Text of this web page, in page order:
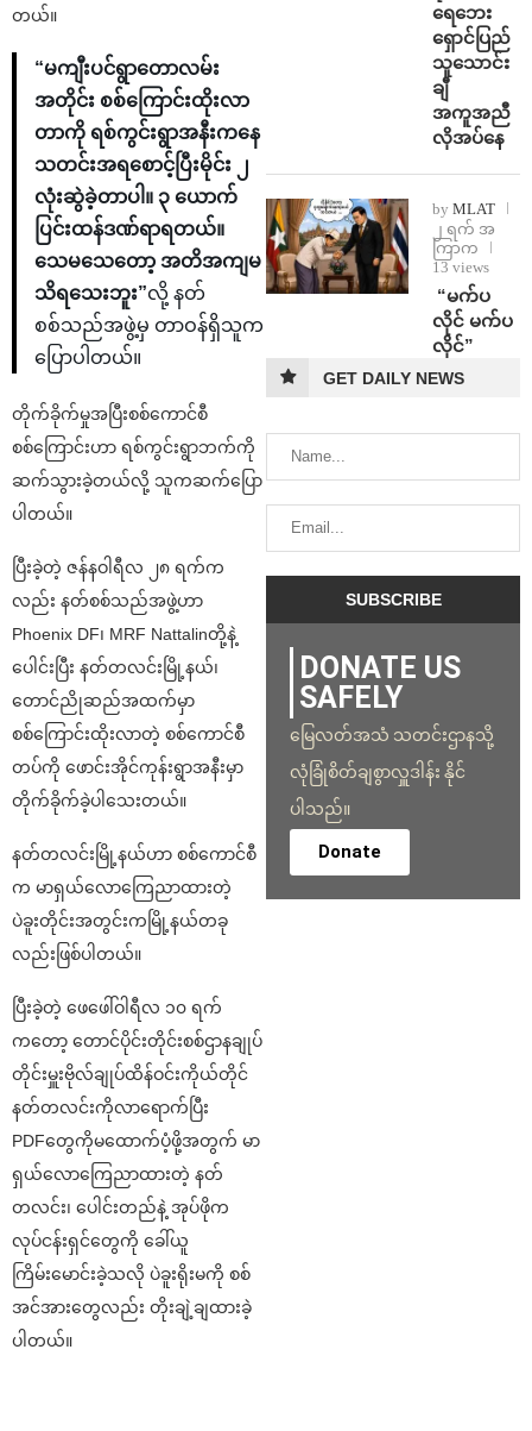
တယ်။
“မကျီးပင်ရွာတောလမ်း
အတိုင်း စစ်ကြောင်းထိုးလာ
တာကို ရစ်ကွင်းရွာအနီးကနေ
သတင်းအရစောင့်ပြီးမိုင်း ၂
လုံးဆွဲခဲ့တာပါ။ ၃ ယောက်
ပြင်းထန်ဒဏ်ရာရတယ်။
သေမသေတော့ အတိအကျမ
သိရသေးဘူး”လို့ နတ်
စစ်သည်အဖွဲ့မှ တာဝန်ရှိသူက
ပြောပါတယ်။
တိုက်ခိုက်မှုအပြီးစစ်ကောင်စီ
စစ်ကြောင်းဟာ ရစ်ကွင်းရွာဘက်ကို
ဆက်သွားခဲ့တယ်လို့ သူကဆက်ပြော
ပါတယ်။
ပြီးခဲ့တဲ့ ဇန်နဝါရီလ ၂၈ ရက်က
လည်း နတ်စစ်သည်အဖွဲ့ဟာ
Phoenix DF၊ MRF Nattalinတို့နဲ့
ပေါင်းပြီး နတ်တလင်းမြို့နယ်၊
တောင်ညိုဆည်အထက်မှာ
စစ်ကြောင်းထိုးလာတဲ့ စစ်ကောင်စီ
တပ်ကို ဖောင်းအိုင်ကုန်းရွာအနီးမှာ
တိုက်ခိုက်ခဲ့ပါသေးတယ်။
နတ်တလင်းမြို့နယ်ဟာ စစ်ကောင်စီ
က မာရှယ်လောကြေညာထားတဲ့
ပဲခူးတိုင်းအတွင်းကမြို့နယ်တခု
လည်းဖြစ်ပါတယ်။
ပြီးခဲ့တဲ့ ဖေဖေါ်ဝါရီလ ၁၀ ရက်
ကတော့ တောင်ပိုင်းတိုင်းစစ်ဌာနချုပ်
တိုင်းမှူးဗိုလ်ချုပ်ထိန်ဝင်းကိုယ်တိုင်
နတ်တလင်းကိုလာရောက်ပြီး
PDFတွေကိုမထောက်ပံ့ဖို့အတွက် မာ
ရှယ်လောကြေညာထားတဲ့ နတ်
တလင်း၊ ပေါင်းတည်နဲ့ အုပ်ဖိုက
လုပ်ငန်းရှင်တွေကို ခေါ်ယူ
ကြိမ်းမောင်းခဲ့သလို ပဲခူးရိုးမကို စစ်
အင်အားတွေလည်း တိုးချဲ့ချထားခဲ့
ပါတယ်။
ရေဘေး
ရှောင်ပြည်
သူသောင်း
ချီ
အကူအညီ
လိုအပ်နေ
by MLAT
၂ ရက် အ
ကြာက
13 views
⁨ ⁨“မက်ပ
လိုင် မက်ပ
လိုင်”
GET DAILY NEWS
DONATE US
SAFELY
မြေလတ်အသံ သတင်းဌာနသို့
လုံခြုံစိတ်ချစွာလှူဒါန်း နိုင်
ပါသည်။
Donate